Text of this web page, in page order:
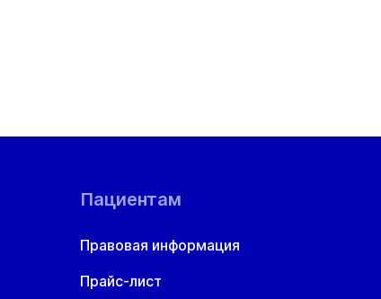
Пациентам
Правовая информация
Прайс-лист